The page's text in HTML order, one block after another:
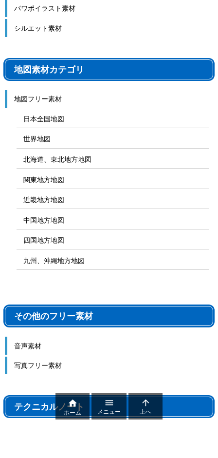
パワポイラスト素材
シルエット素材
地図素材カテゴリ
地図フリー素材
日本全国地図
世界地図
北海道、東北地方地図
関東地方地図
近畿地方地図
中国地方地図
四国地方地図
九州、沖縄地方地図
その他のフリー素材
音声素材
写真フリー素材
テクニカルノート

ホーム

メニュー

上へ